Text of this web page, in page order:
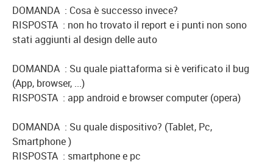
DOMANDA : Cosa è successo invece?
RISPOSTA : non ho trovato il report e i punti non sono
stati aggiunti al design delle auto
DOMANDA : Su quale piattaforma si è verificato il bug
(App, browser, ...)
RISPOSTA : app android e browser computer (opera)
DOMANDA : Su quale dispositivo? (Tablet, Pc,
Smartphone )
RISPOSTA : smartphone e pc